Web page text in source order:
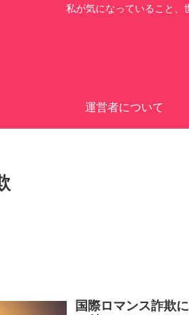
私が気になっていること、
運営者について
国際ロマンス詐欺